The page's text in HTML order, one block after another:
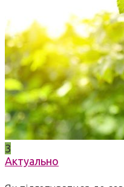
3
Актуально